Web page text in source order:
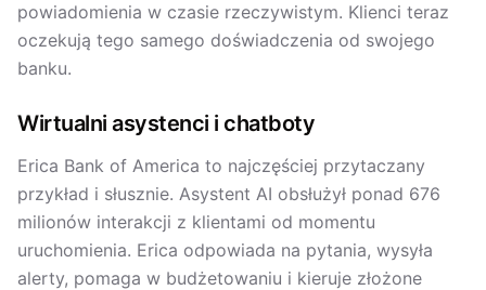
powiadomienia w czasie rzeczywistym. Klienci teraz
oczekują tego samego doświadczenia od swojego
banku.
Wirtualni asystenci i chatboty
Erica Bank of America to najczęściej przytaczany
przykład i słusznie. Asystent AI obsłużył ponad 676
milionów interakcji z klientami od momentu
uruchomienia. Erica odpowiada na pytania, wysyła
alerty, pomaga w budżetowaniu i kieruje złożone